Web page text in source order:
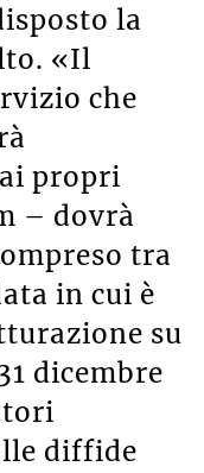
la
«Il
che
propri
– dovrà
tra
in cui è
su
dicembre
diffide